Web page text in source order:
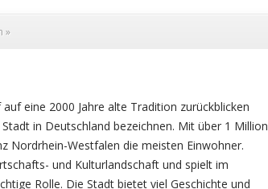
»
eine 2000 Jahre alte Tradition zurückblicken
in Deutschland bezeichnen. Mit über 1 Million
Nordrhein-Westfalen die meisten Einwohner.
und Kulturlandschaft und spielt im
Rolle. Die Stadt bietet viel Geschichte und